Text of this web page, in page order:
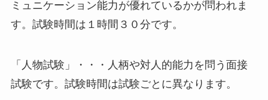
ミュニケーション能力が優れているかが問われま
す。試験時間は１時間３０分です。
「人物試験」・・・人柄や対人的能力を問う面接
試験です。試験時間は試験ごとに異なります。